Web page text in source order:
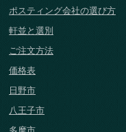
ポスティング会社の選び方
軒並と選別
ご注文方法
価格表
日野市
八王子市